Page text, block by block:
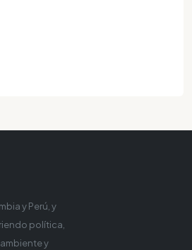
y Perú, y
política,
y